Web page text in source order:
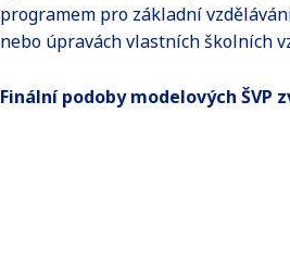
programem pro základní
nebo úpravách vlastních školních
Finální podoby modelových ŠVP